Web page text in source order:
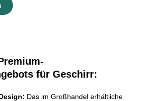
für Geschirr:
Das im Großhandel erhältliche